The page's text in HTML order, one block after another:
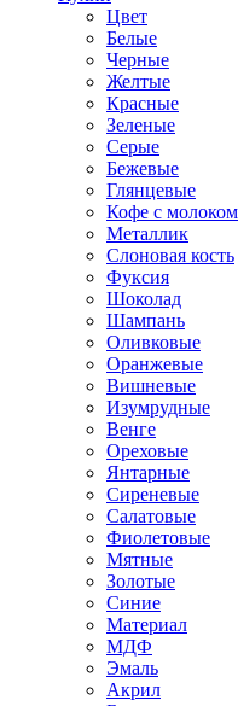
Цвет
Белые
Черные
Желтые
Красные
Зеленые
Серые
Бежевые
Глянцевые
Кофе с молоком
Металлик
Слоновая кость
Фуксия
Шоколад
Шампань
Оливковые
Оранжевые
Вишневые
Изумрудные
Венге
Ореховые
Янтарные
Сиреневые
Салатовые
Фиолетовые
Мятные
Золотые
Синие
Материал
МДФ
Эмаль
Акрил